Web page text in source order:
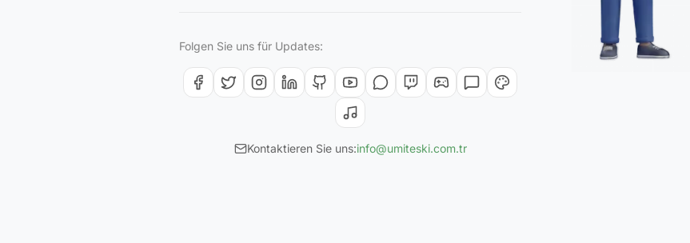
Folgen Sie uns für Updates:
Kontaktieren Sie uns:info@umiteski.com.tr